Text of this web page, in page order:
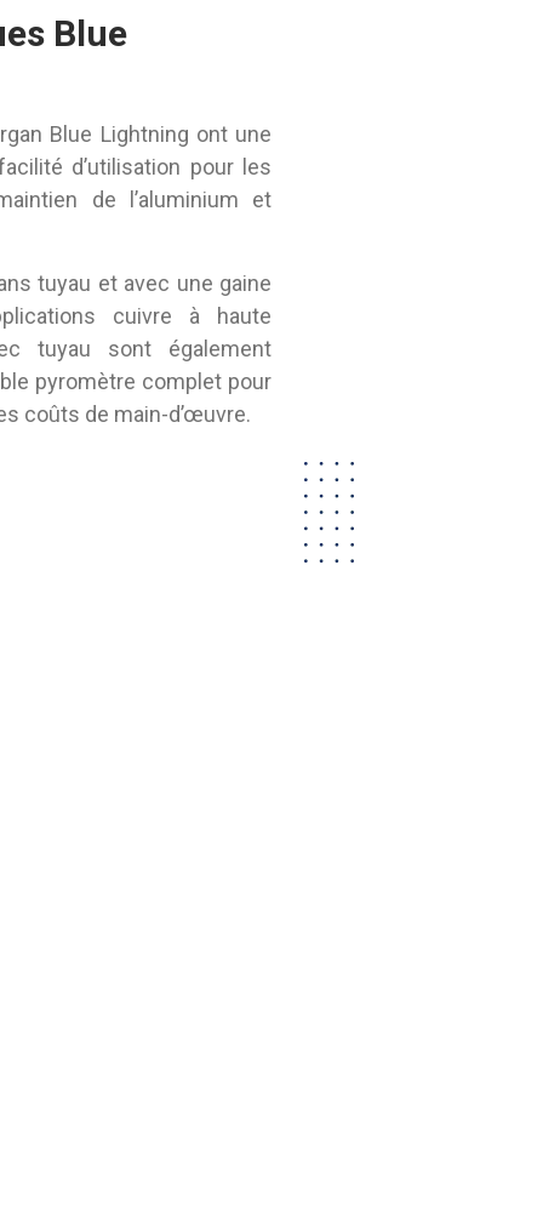
Blue
Blue Lightning ont une
d’utilisation pour les
de l’aluminium et
tuyau et avec une gaine
cuivre à haute
tuyau sont également
pyromètre complet pour
coûts de main-d’œuvre.